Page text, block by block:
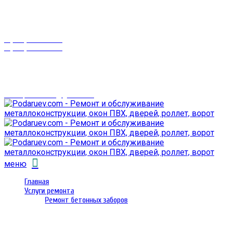
меню
Главная
Услуги ремонта
Ремонт бетонных заборов